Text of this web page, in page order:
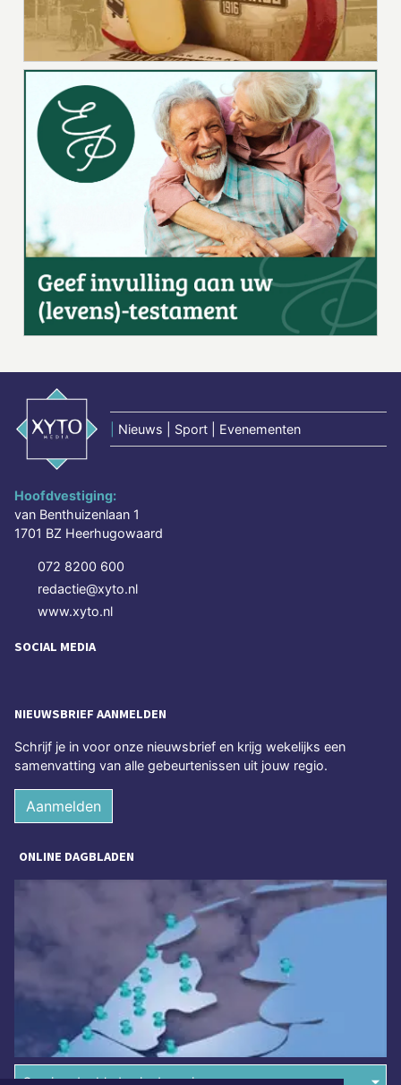
Nieuws | Sport | Evenementen
Hoofdvestiging:
van Benthuizenlaan 1
1701 BZ Heerhugowaard
072 8200 600
redactie@xyto.nl
www.xyto.nl
SOCIAL MEDIA
NIEUWSBRIEF AANMELDEN
Schrijf je in voor onze nieuwsbrief en krijg wekelijks een
samenvatting van alle gebeurtenissen uit jouw regio.
Aanmelden
ONLINE DAGBLADEN